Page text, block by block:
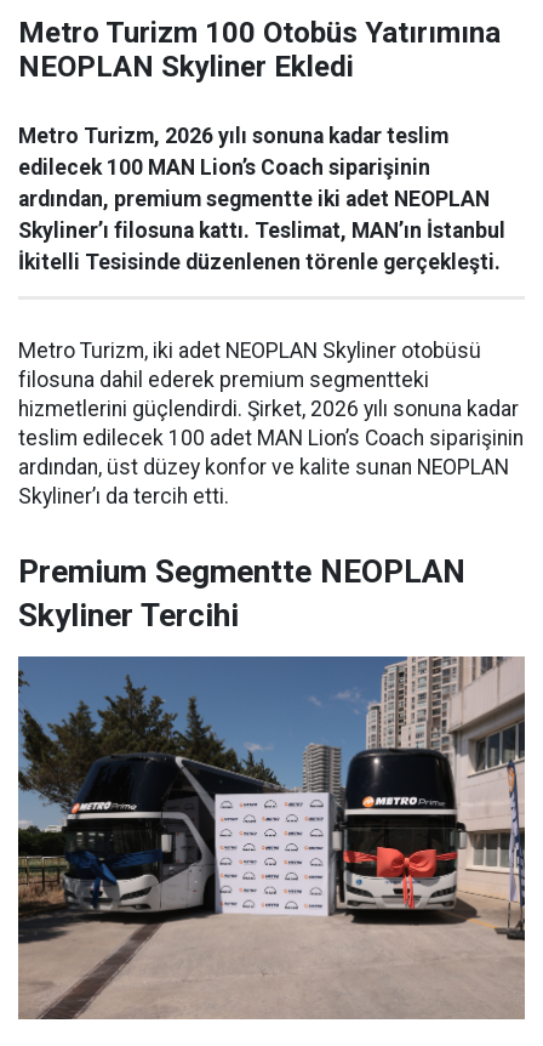
Metro Turizm 100 Otobüs Yatırımına
NEOPLAN Skyliner Ekledi
Metro Turizm, 2026 yılı sonuna kadar teslim
edilecek 100 MAN Lion’s Coach siparişinin
ardından, premium segmentte iki adet NEOPLAN
Skyliner’ı filosuna kattı. Teslimat, MAN’ın İstanbul
İkitelli Tesisinde düzenlenen törenle gerçekleşti.
Metro Turizm, iki adet NEOPLAN Skyliner otobüsü
filosuna dahil ederek premium segmentteki
hizmetlerini güçlendirdi. Şirket, 2026 yılı sonuna kadar
teslim edilecek 100 adet MAN Lion’s Coach siparişinin
ardından, üst düzey konfor ve kalite sunan NEOPLAN
Skyliner’ı da tercih etti.
Premium Segmentte NEOPLAN
Skyliner Tercihi